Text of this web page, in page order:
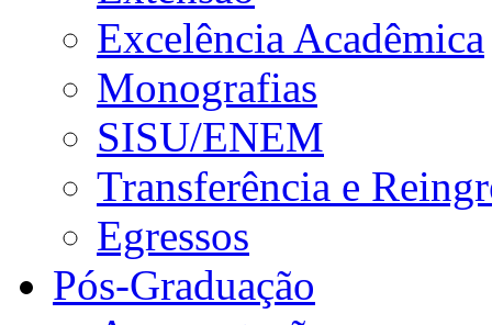
Excelência Acadêmica
Monografias
SISU/ENEM
Transferência e
Egressos
Pós-Graduação